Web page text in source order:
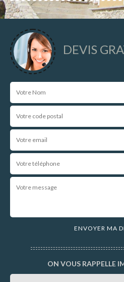
DEVIS
ON VOUS RAPPELLE